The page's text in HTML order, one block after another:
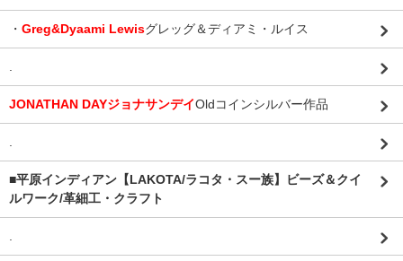
・ Greg&Dyaami Lewisグレッグ＆ディアミ・ルイス
.
JONATHAN DAYジョナサンデイOldコインシルバー作品
.
■平原インディアン【LAKOTA/ラコタ・スー族】ビーズ＆クイ
ルワーク/革細工・クラフト
.